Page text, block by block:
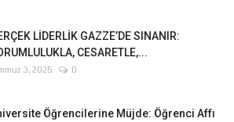
LİDERLİK GAZZE’DE SINANIR:
CESARETLE,...
3, 2025 0
Öğrencilerine Müjde: Öğrenci Affı